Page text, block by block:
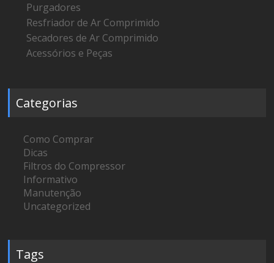
Purgadores
Resfriador de Ar Comprimido
Secadores de Ar Comprimido
Acessórios e Peças
Categorias
Como Comprar
Dicas
Filtros do Compressor
Informativo
Manutenção
Uncategorized
Tags